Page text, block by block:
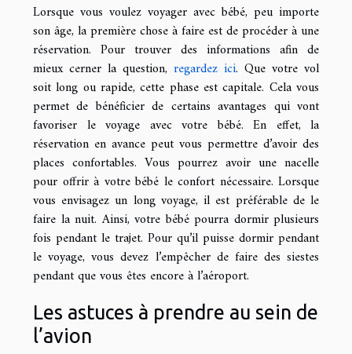
Lorsque vous voulez voyager avec bébé, peu importe
son âge, la première chose à faire est de procéder à une
réservation. Pour trouver des informations afin de
mieux cerner la question, regardez ici. Que votre vol
soit long ou rapide, cette phase est capitale. Cela vous
permet de bénéficier de certains avantages qui vont
favoriser le voyage avec votre bébé. En effet, la
réservation en avance peut vous permettre d’avoir des
places confortables. Vous pourrez avoir une nacelle
pour offrir à votre bébé le confort nécessaire. Lorsque
vous envisagez un long voyage, il est préférable de le
faire la nuit. Ainsi, votre bébé pourra dormir plusieurs
fois pendant le trajet. Pour qu’il puisse dormir pendant
le voyage, vous devez l’empêcher de faire des siestes
pendant que vous êtes encore à l’aéroport.
Les astuces à prendre au sein de
l’avion